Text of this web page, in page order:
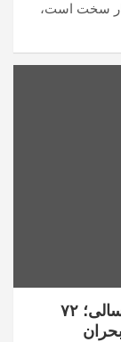
سخت است،
سیستان و بلوچستان در محاصره خشکسالی؛ ۷۲